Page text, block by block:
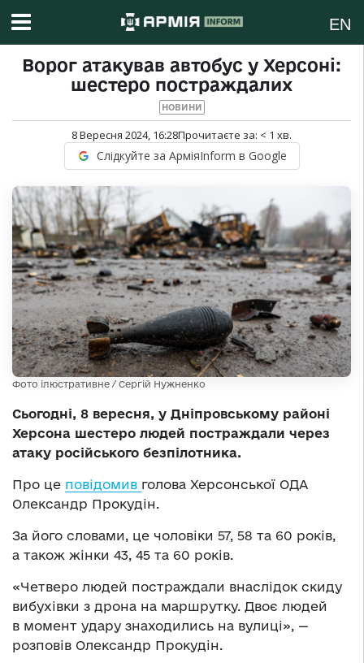
EN
Ворог атакував автобус у Херсоні:
шестеро постраждалих
НОВИНИ
8 Вересня 2024, 16:28Прочитаєте за: < 1 хв.
Слідкуйте за АрміяInform в Google
Фото ілюстративне / Сергій Нужненко
Сьогодні, 8 вересня, у Дніпровському районі
Херсона шестеро людей постраждали через
атаку російського безпілотника.
Про це повідомив голова Херсонської ОДА
Олександр Прокудін.
За його словами, це чоловіки 57, 58 та 60 років,
а також жінки 43, 45 та 60 років.
«Четверо людей постраждали внаслідок скиду
вибухівки з дрона на маршрутку. Двоє людей
в момент удару знаходились на вулиці», —
розповів Олександр Прокудін.